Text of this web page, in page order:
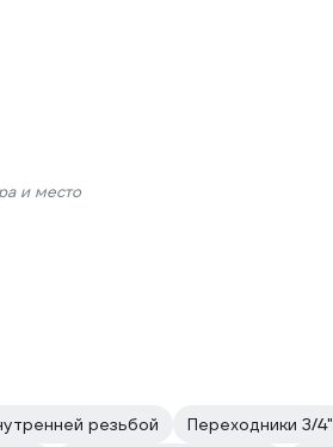
и место
резьбой
Переходники 3/4"